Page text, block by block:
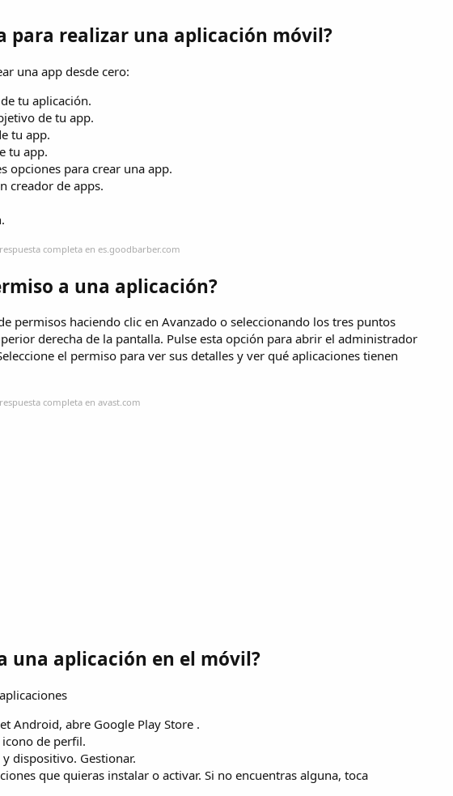
para realizar una aplicación móvil?
una app desde cero:
tu aplicación.
de tu app.
tu app.
tu app.
opciones para crear una app.
creador de apps.
completa en es.goodbarber.com
a una aplicación?
permisos haciendo clic en Avanzado o seleccionando los tres puntos
derecha de la pantalla. Pulse esta opción para abrir el administrador
el permiso para ver sus detalles y ver qué aplicaciones tienen
completa en avast.com
una aplicación en el móvil?
Android, abre Google Play Store .
de perfil.
dispositivo. Gestionar.
que quieras instalar o activar. Si no encuentras alguna, toca